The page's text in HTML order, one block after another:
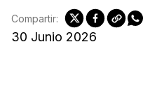
30 Junio 2026
Compartir: